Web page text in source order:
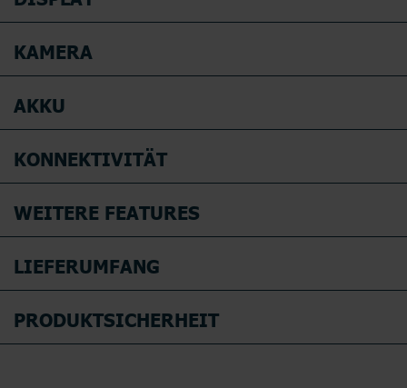
KAMERA
AKKU
KONNEKTIVITÄT
WEITERE FEATURES
LIEFERUMFANG
PRODUKTSICHERHEIT